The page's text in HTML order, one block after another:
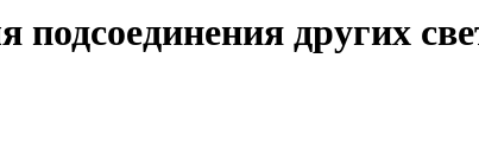
подсоединения других